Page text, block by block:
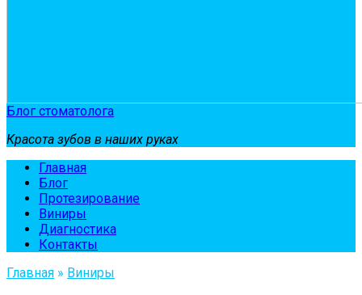
Блог стоматолога
Красота зубов в наших руках
Главная
Блог
Протезирование
Виниры
Диагностика
Контакты
Главная » Виниры